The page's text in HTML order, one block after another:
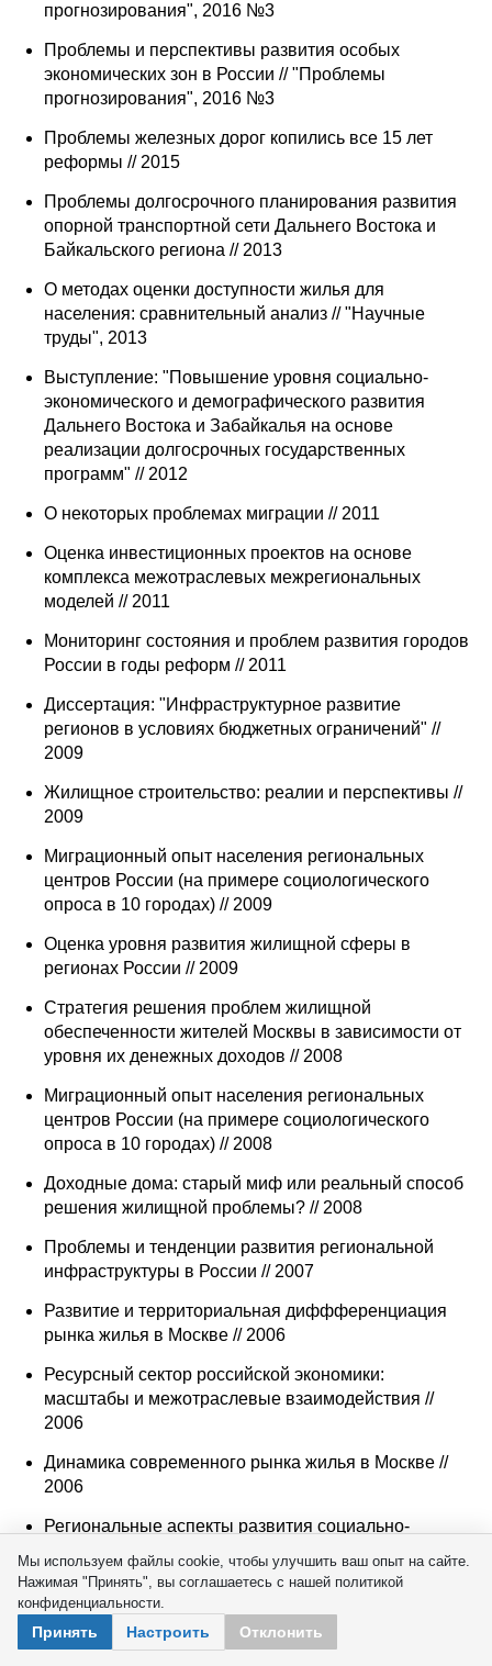
прогнозирования", 2016 №3
Проблемы и перспективы развития особых
экономических зон в России // "Проблемы
прогнозирования", 2016 №3
Проблемы железных дорог копились все 15 лет
реформы // 2015
Проблемы долгосрочного планирования развития
опорной транспортной сети Дальнего Востока и
Байкальского региона // 2013
О методах оценки доступности жилья для
населения: сравнительный анализ // "Научные
труды", 2013
Выступление: "Повышение уровня социально-
экономического и демографического развития
Дальнего Востока и Забайкалья на основе
реализации долгосрочных государственных
программ" // 2012
О некоторых проблемах миграции // 2011
Оценка инвестиционных проектов на основе
комплекса межотраслевых межрегиональных
моделей // 2011
Мониторинг состояния и проблем развития городов
России в годы реформ // 2011
Диссертация: "Инфраструктурное развитие
регионов в условиях бюджетных ограничений" //
2009
Жилищное строительство: реалии и перспективы //
2009
Миграционный опыт населения региональных
центров России (на примере социологического
опроса в 10 городах) // 2009
Оценка уровня развития жилищной сферы в
регионах России // 2009
Стратегия решения проблем жилищной
обеспеченности жителей Москвы в зависимости от
уровня их денежных доходов // 2008
Миграционный опыт населения региональных
центров России (на примере социологического
опроса в 10 городах) // 2008
Доходные дома: старый миф или реальный способ
решения жилищной проблемы? // 2008
Проблемы и тенденции развития региональной
инфраструктуры в России // 2007
Развитие и территориальная диффференциация
рынка жилья в Москве // 2006
Ресурсный сектор российской экономики:
масштабы и межотраслевые взаимодействия //
2006
Динамика современного рынка жилья в Москве //
2006
Региональные аспекты развития социально-
Сервисный сектор в российской экономике:
межотраслевой анализ // 2005
Региональная инфраструктура как условие
Мы используем файлы cookie, чтобы улучшить ваш опыт на сайте.
Нажимая "Принять", вы соглашаетесь с нашей политикой
конфиденциальности.
Принять Настроить Отклонить